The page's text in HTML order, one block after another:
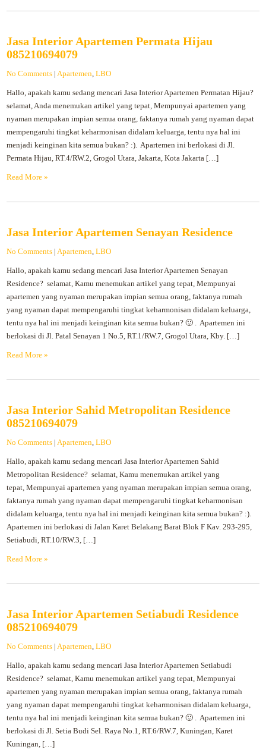
Jasa Interior Apartemen Permata Hijau
085210694079
No Comments |Apartemen,LBO
Hallo, apakah kamu sedang mencari Jasa Interior Apartemen Permatan Hijau?
selamat, Anda menemukan artikel yang tepat, Mempunyai apartemen yang
nyaman merupakan impian semua orang, faktanya rumah yang nyaman dapat
mempengaruhi tingkat keharmonisan didalam keluarga, tentu nya hal ini
menjadi keinginan kita semua bukan? :). Apartemen ini berlokasi di Jl.
Permata Hijau, RT.4/RW.2, Grogol Utara, Jakarta, Kota Jakarta […]
Read More »
Jasa Interior Apartemen Senayan Residence
No Comments |Apartemen,LBO
Hallo, apakah kamu sedang mencari Jasa Interior Apartemen Senayan
Residence? selamat, Kamu menemukan artikel yang tepat, Mempunyai
apartemen yang nyaman merupakan impian semua orang, faktanya rumah
yang nyaman dapat mempengaruhi tingkat keharmonisan didalam keluarga,
tentu nya hal ini menjadi keinginan kita semua bukan? 🙂 . Apartemen ini
berlokasi di Jl. Patal Senayan 1 No.5, RT.1/RW.7, Grogol Utara, Kby. […]
Read More »
Jasa Interior Sahid Metropolitan Residence
085210694079
No Comments |Apartemen,LBO
Hallo, apakah kamu sedang mencari Jasa Interior Apartemen Sahid
Metropolitan Residence? selamat, Kamu menemukan artikel yang
tepat, Mempunyai apartemen yang nyaman merupakan impian semua orang,
faktanya rumah yang nyaman dapat mempengaruhi tingkat keharmonisan
didalam keluarga, tentu nya hal ini menjadi keinginan kita semua bukan? :).
Apartemen ini berlokasi di Jalan Karet Belakang Barat Blok F Kav. 293-295,
Setiabudi, RT.10/RW.3, […]
Read More »
Jasa Interior Apartemen Setiabudi Residence
085210694079
No Comments |Apartemen,LBO
Hallo, apakah kamu sedang mencari Jasa Interior Apartemen Setiabudi
Residence? selamat, Kamu menemukan artikel yang tepat, Mempunyai
apartemen yang nyaman merupakan impian semua orang, faktanya rumah
yang nyaman dapat mempengaruhi tingkat keharmonisan didalam keluarga,
tentu nya hal ini menjadi keinginan kita semua bukan? 🙂 . Apartemen ini
berlokasi di Jl. Setia Budi Sel. Raya No.1, RT.6/RW.7, Kuningan, Karet
Kuningan, […]